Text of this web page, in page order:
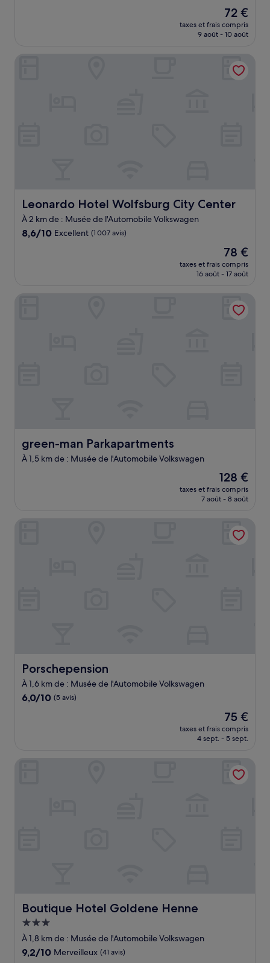
Le
nouveau
prix
de
72 €
72 €
taxes et frais compris
9 août - 10 août
Leonardo Hotel Wolfsburg City Center
Leonardo Hotel Wolfsburg City Center
À 2 km de : Musée de l'Automobile Volkswagen
8.6
8,6/10 Excellent (1 007 avis)
Le
nouveau
prix
de
78 €
78 €
taxes et frais compris
16 août - 17 août
green-man Parkapartments
green-man Parkapartments
À 1,5 km de : Musée de l'Automobile Volkswagen
Le
nouveau
prix
de
128 €
128 €
taxes et frais compris
7 août - 8 août
Porschepension
Porschepension
À 1,6 km de : Musée de l'Automobile Volkswagen
6.0
6,0/10 (5 avis)
Le
nouveau
prix
de
75 €
75 €
taxes et frais compris
4 sept. - 5 sept.
Boutique Hotel Goldene Henne
Boutique Hotel Goldene Henne
Hébergement
3.0 étoiles
À 1,8 km de : Musée de l'Automobile Volkswagen
9.2
9,2/10 Merveilleux (41 avis)